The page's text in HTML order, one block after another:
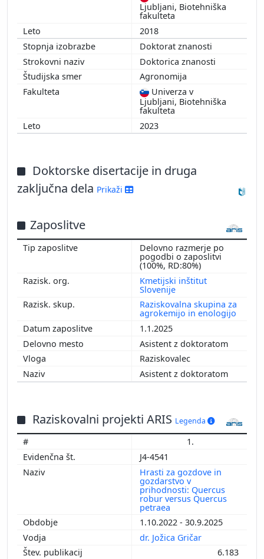
Ljubljani, Biotehniška
fakulteta
2018
Doktorat znanosti
Doktorica znanosti
Agronomija
Univerza v
Ljubljani, Biotehniška
fakulteta
2023
Doktorske disertacije in druga
zaključna dela Prikaži
Zaposlitve
Delovno razmerje po
pogodbi o zaposlitvi
(100%, RD:80%)
Kmetijski inštitut
Slovenije
Raziskovalna skupina za
agrokemijo in enologijo
1.1.2025
Asistent z doktoratom
Raziskovalec
Asistent z doktoratom
Raziskovalni projekti ARIS Legenda
1.
J4-4541
Hrasti za gozdove in
gozdarstvo v
prihodnosti: Quercus
robur versus Quercus
petraea
1.10.2022 - 30.9.2025
dr. Jožica Gričar
6.183